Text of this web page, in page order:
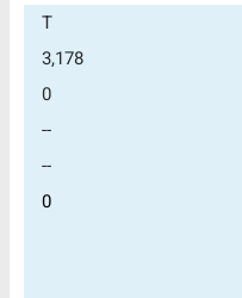
T
3,178
0
--
--
0